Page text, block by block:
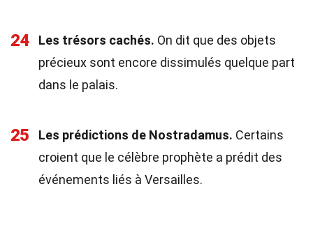
24 Les trésors cachés. On dit que des objets
précieux sont encore dissimulés quelque part
dans le palais.
25 Les prédictions de Nostradamus. Certains
croient que le célèbre prophète a prédit des
événements liés à Versailles.